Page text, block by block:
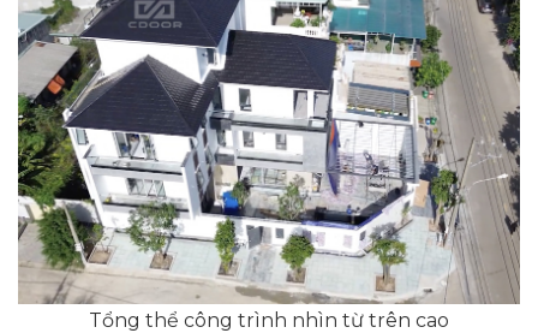
Tổng thể công trình nhìn từ trên cao